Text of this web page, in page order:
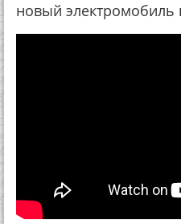
новый электромобиль